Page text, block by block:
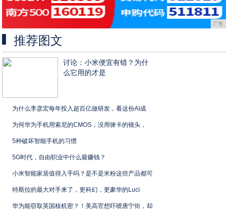
广告
推荐图文
讨论：小米便宜有错？为什
么它用的才是
为什么李彦宏每年投入超百亿做研发，看这份AI成
为何华为手机用索尼的CMOS，没用徕卡的镜头，
5种破坏智能手机的习惯
5G时代，自由职业中什么最赚钱？
小米智能家居值得入手吗？是不是米粉这些产品都可
特斯拉的最大对手来了，更科幻，更豪华的Luci
华为能窃取英国核机密？！美高官想吓唬唐宁街，却